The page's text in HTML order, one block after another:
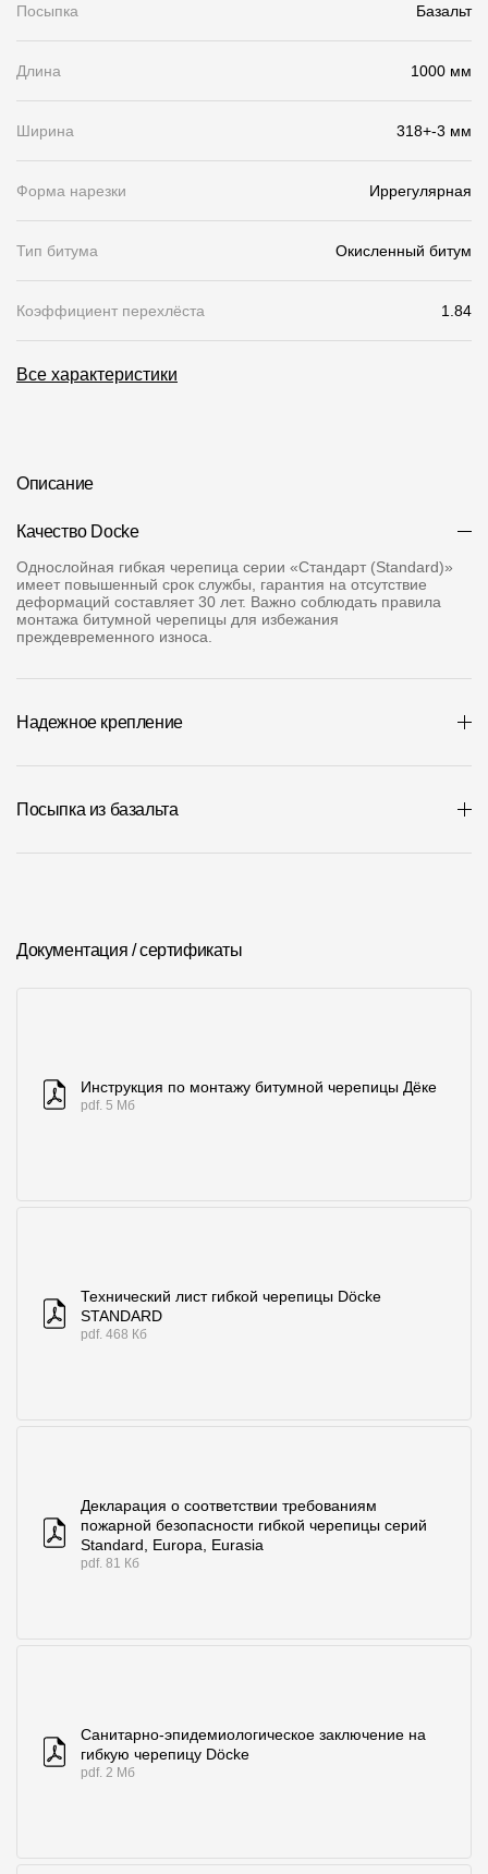
Контроль качества кровли
Награды
Отправка рекламации
Вакансии
Самарская область
Контакты
8 800 100 71 45site@docke.ru
Адрес
Сб-Вс - выходной
Посыпка Базальт
Длина 1000 мм
Ширина 318+-3 мм
Форма нарезки Иррегулярная
Тип битума Окисленный битум
Коэффициент перехлёста 1.84
Все характеристики
Описание
Качество Docke
Однослойная гибкая черепица серии «Стандарт (Standard)»
имеет повышенный срок службы, гарантия на отсутствие
деформаций составляет 30 лет. Важно соблюдать правила
монтажа битумной черепицы для избежания
преждевременного износа.
Надежное крепление
Посыпка из базальта
Документация / сертификаты
Инструкция по монтажу битумной черепицы Дёке
pdf. 5 Мб
Технический лист гибкой черепицы Döcke
STANDARD
pdf. 468 Кб
Декларация о соответствии требованиям
пожарной безопасности гибкой черепицы серий
Standard, Europa, Eurasia
pdf. 81 Кб
Санитарно-эпидемиологическое заключение на
гибкую черепицу Döcke
pdf. 2 Мб